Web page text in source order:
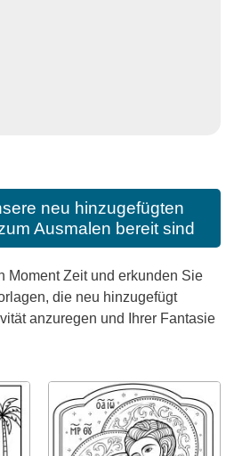
neu hinzugefügten
Ausmalen bereit sind
Moment Zeit und erkunden Sie
die neu hinzugefügt
anzuregen und Ihrer Fantasie